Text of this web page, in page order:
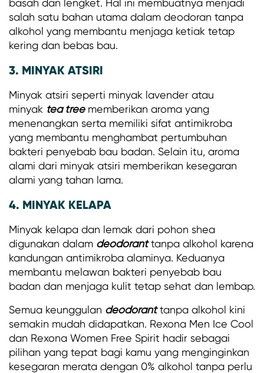
basah dan lengket. Hal ini membuatnya menjadi
salah satu bahan utama dalam deodoran tanpa
alkohol yang membantu menjaga ketiak tetap
kering dan bebas bau.
3. MINYAK ATSIRI
Minyak atsiri seperti minyak lavender atau
minyak tea treememberikan aroma yang
menenangkan serta memiliki sifat antimikroba
yang membantu menghambat pertumbuhan
bakteri penyebab bau badan. Selain itu, aroma
alami dari minyak atsiri memberikan kesegaran
alami yang tahan lama.
4. MINYAK KELAPA
Minyak kelapa dan lemak dari pohon shea
digunakan dalam deodoranttanpa alkohol karena
kandungan antimikroba alaminya. Keduanya
membantu melawan bakteri penyebab bau
badan dan menjaga kulit tetap sehat dan lembap.
Semua keunggulan deodoranttanpa alkohol kini
semakin mudah didapatkan. Rexona Men Ice Cool
dan Rexona Women Free Spirit hadir sebagai
pilihan yang tepat bagi kamu yang menginginkan
kesegaran merata dengan 0% alkohol tanpa perlu